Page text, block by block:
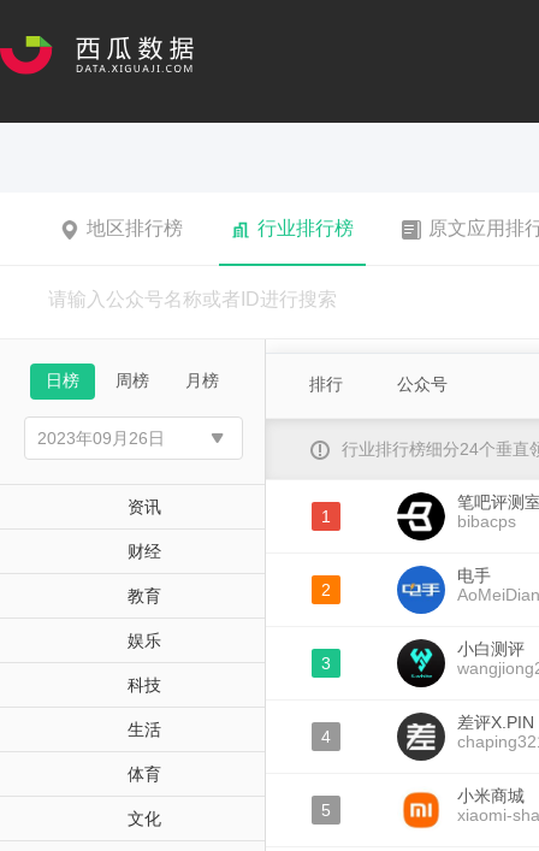
地区排行榜 行业排行榜 原文应用排
日榜 周榜 月榜
资讯
财经
教育
娱乐
科技
生活
体育
文化
排行 公众号
行业排行榜细分24个垂直
1
笔吧评测
bibacps
2
电手
3
小白测评
4
差评X.PIN
5
小米商城
xiaomi-